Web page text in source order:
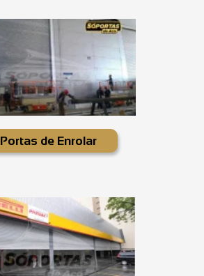
Portas de Enrolar